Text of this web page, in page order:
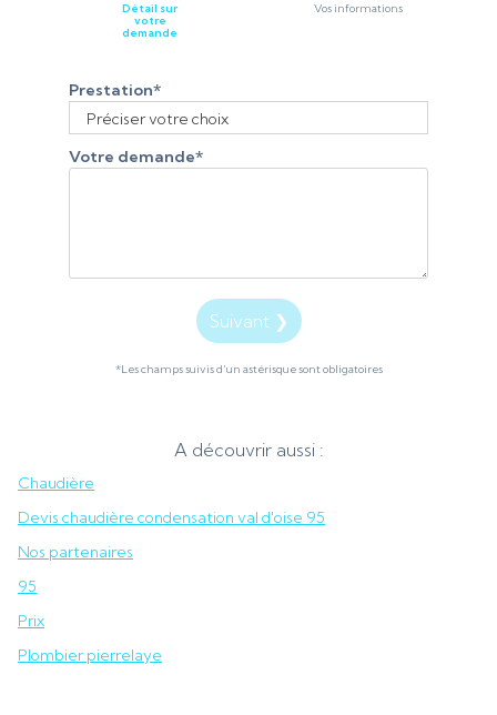
Détail sur
votre
demande
Vos informations
Prestation*
Votre demande*
Suivant ❯
*Les champs suivis d'un astérisque sont obligatoires
A découvrir aussi :
Chaudière
Devis chaudière condensation val d'oise 95
Nos partenaires
95
Prix
Plombier pierrelaye